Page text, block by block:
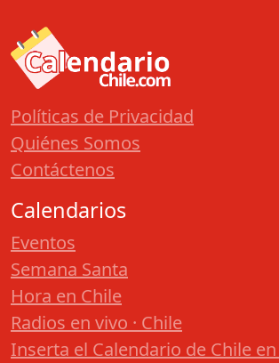
Políticas de Privacidad
Quiénes Somos
Contáctenos
Calendarios
Eventos
Semana Santa
Hora en Chile
Radios en vivo · Chile
Inserta el Calendario de Chile